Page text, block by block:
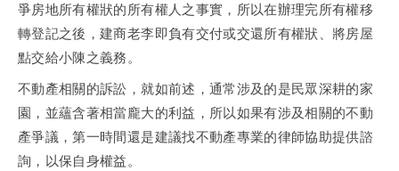
爭房地所有權狀的所有權人之事實，所以在辦理完所有權移
轉登記之後，建商老李即負有交付或交還所有權狀、將房屋
點交給小陳之義務。
不動產相關的訴訟，就如前述，通常涉及的是民眾深耕的家
園，並蘊含著相當龐大的利益，所以如果有涉及相關的不動
產爭議，第一時間還是建議找不動產專業的律師協助提供諮
詢，以保自身權益。